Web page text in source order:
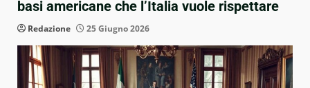
basi americane che l’Italia vuole rispettare
Redazione 25 Giugno 2026